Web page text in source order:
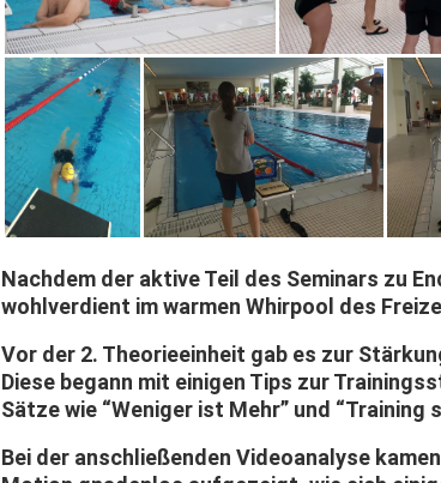
Nachdem der aktive Teil des Seminars zu
wohlverdient im warmen Whirpool des
Vor der 2. Theorieeinheit gab es zur
Diese begann mit einigen Tips zur
Sätze wie “Weniger ist Mehr” und “Training
Bei der anschließenden Videoanalyse